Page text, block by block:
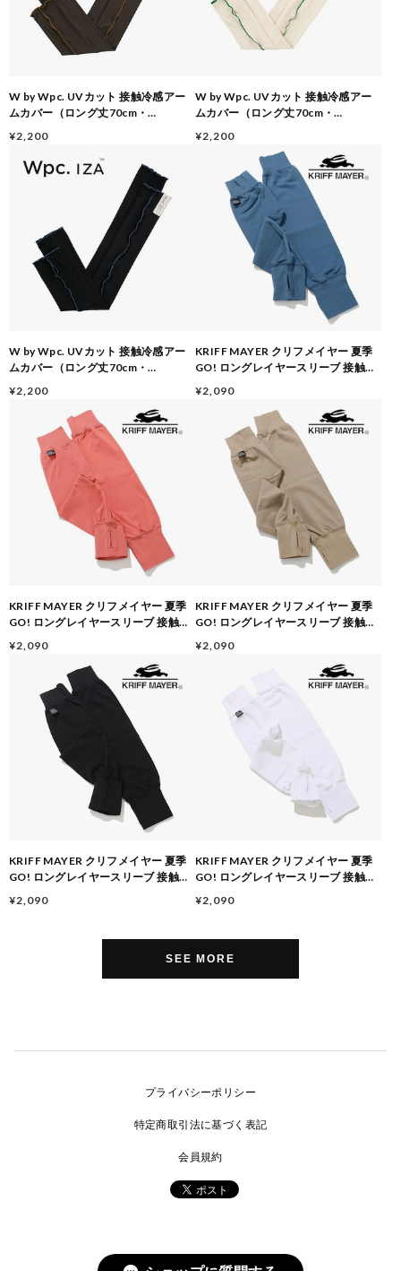
W by Wpc. UVカット 接触冷感アー
ムカバー（ロング丈70cm・
¥2,200
W by Wpc. UVカット 接触冷感アー
ムカバー（ロング丈70cm・
¥2,200
W by Wpc. UVカット 接触冷感アー
ムカバー（ロング丈70cm・
¥2,200
KRIFF MAYER クリフメイヤー 夏季
GO! ロングレイヤースリーブ 接触冷
UVカット 吸水速乾 サムホール付き
ストレッチ レイヤード風 Z2555120
¥2,090
KRIFF MAYER クリフメイヤー 夏季
GO! ロングレイヤースリーブ 接触冷
UVカット 吸水速乾 サムホール付き
ストレッチ レイヤード風 Z2555120
¥2,090
KRIFF MAYER クリフメイヤー 夏季
GO! ロングレイヤースリーブ 接触冷
UVカット 吸水速乾 サムホール付き
ストレッチ レイヤード風 Z2555120
¥2,090
KRIFF MAYER クリフメイヤー 夏季
GO! ロングレイヤースリーブ 接触冷
UVカット 吸水速乾 サムホール付き
¥2,090
KRIFF MAYER クリフメイヤー 夏季
GO! ロングレイヤースリーブ 接触冷
UVカット 吸水速乾 サムホール付き
OFF
¥2,090
SEE MORE
プライバシーポリシー
特定商取引法に基づく表記
会員規約